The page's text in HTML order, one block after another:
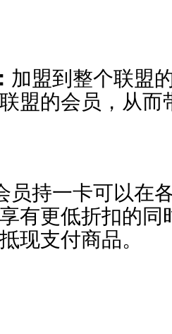
加盟到整个联盟
盟的会员，从
员持一卡可以在
有更低折扣的
现支付商品。